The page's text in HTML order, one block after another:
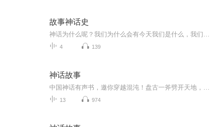
故事神话史
4 139
神话故事
13 974